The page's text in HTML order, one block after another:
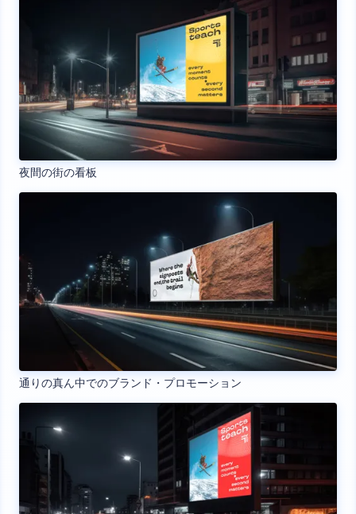
夜間の街の看板
通りの真ん中でのブランド・プロモーション